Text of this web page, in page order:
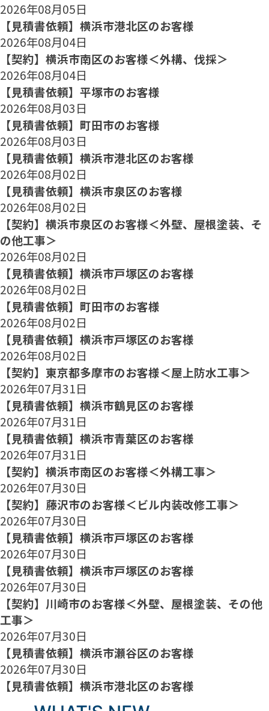
2026年08月05日
【見積書依頼】横浜市港北区のお客様
2026年08月04日
【契約】横浜市南区のお客様＜外構、伐採＞
2026年08月04日
【見積書依頼】平塚市のお客様
2026年08月03日
【見積書依頼】町田市のお客様
2026年08月03日
【見積書依頼】横浜市港北区のお客様
2026年08月02日
【見積書依頼】横浜市泉区のお客様
2026年08月02日
【契約】横浜市泉区のお客様＜外壁、屋根塗装、そ
の他工事＞
2026年08月02日
【見積書依頼】横浜市戸塚区のお客様
2026年08月02日
【見積書依頼】町田市のお客様
2026年08月02日
【見積書依頼】横浜市戸塚区のお客様
2026年08月02日
【契約】東京都多摩市のお客様＜屋上防水工事＞
2026年07月31日
【見積書依頼】横浜市鶴見区のお客様
2026年07月31日
【見積書依頼】横浜市青葉区のお客様
2026年07月31日
【契約】横浜市南区のお客様＜外構工事＞
2026年07月30日
【契約】藤沢市のお客様＜ビル内装改修工事＞
2026年07月30日
【見積書依頼】横浜市戸塚区のお客様
2026年07月30日
【見積書依頼】横浜市戸塚区のお客様
2026年07月30日
【契約】川崎市のお客様＜外壁、屋根塗装、その他
工事＞
2026年07月30日
【見積書依頼】横浜市瀬谷区のお客様
2026年07月30日
【見積書依頼】横浜市港北区のお客様